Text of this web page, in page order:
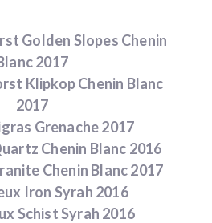
Golden Slopes Chenin
2017
Klipkop Chenin Blanc
2017
Grenache 2017
Chenin Blanc 2016
Chenin Blanc 2017
Iron Syrah 2016
Schist Syrah 2016